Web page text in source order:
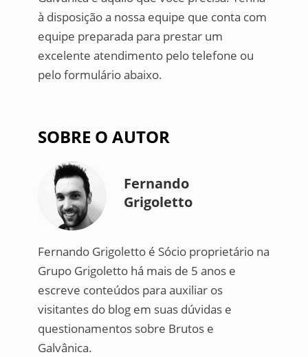
à disposição a nossa equipe que conta com
equipe preparada para prestar um
excelente atendimento pelo telefone ou
pelo formulário abaixo.
SOBRE O AUTOR
Fernando
Grigoletto
Fernando Grigoletto é Sócio proprietário na
Grupo Grigoletto há mais de 5 anos e
escreve conteúdos para auxiliar os
visitantes do blog em suas dúvidas e
questionamentos sobre Brutos e
Galvânica.